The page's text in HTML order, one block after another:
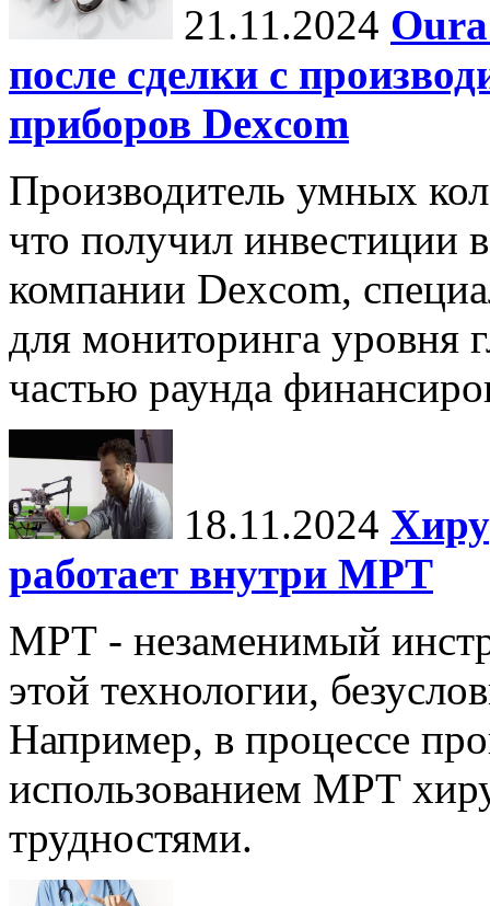
21.11.2024
после сделки с
приборов Dexcom
Производитель умных
что получил инвестиции
компании Dexcom,
для мониторинга уровня
частью раунда
18.11.2024
работает внутри МРТ
МРТ - незаменимый
этой технологии,
Например, в процессе
использованием МРТ
трудностями.